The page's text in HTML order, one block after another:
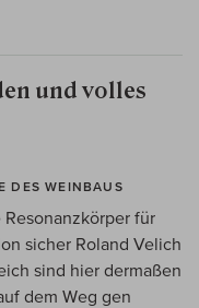
und volles
DES WEINBAUS
für
sicher Roland Velich
sind hier dermaßen
dem Weg gen